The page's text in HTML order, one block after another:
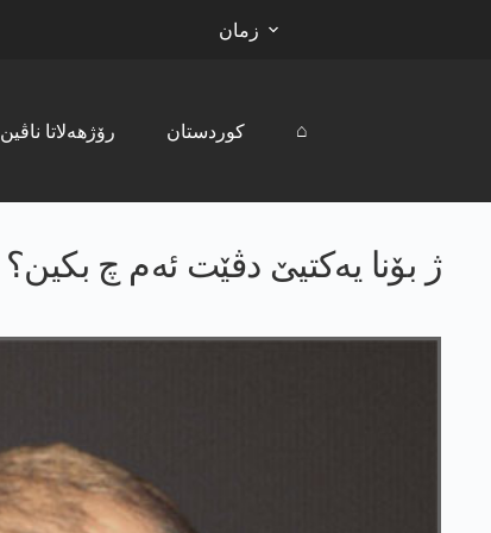
زمان
رۆژھەلاتا ناڤین کوردستان ⌂
ژ بۆنا یەکتیێ دڤێت ئەم چ بکین؟